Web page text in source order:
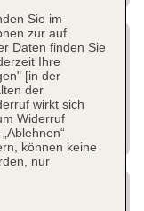
Sie im
zur auf
Daten finden Sie
Ihre
[in der
der
wirkt sich
Widerruf
können keine
nur